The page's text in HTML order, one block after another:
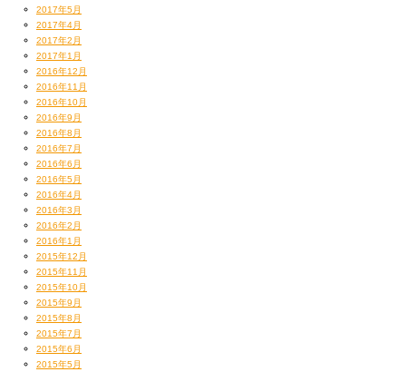
2017年5月
2017年4月
2017年2月
2017年1月
2016年12月
2016年11月
2016年10月
2016年9月
2016年8月
2016年7月
2016年6月
2016年5月
2016年4月
2016年3月
2016年2月
2016年1月
2015年12月
2015年11月
2015年10月
2015年9月
2015年8月
2015年7月
2015年6月
2015年5月